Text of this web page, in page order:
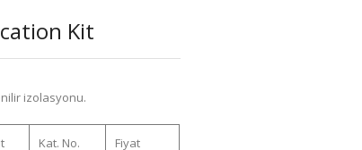
Kit
izolasyonu.
Kat. No. Fiyat